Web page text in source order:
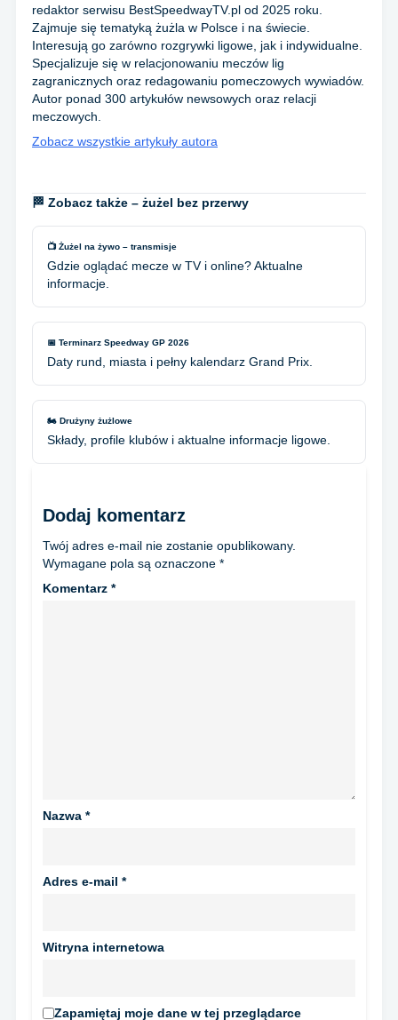
redaktor serwisu BestSpeedwayTV.pl od 2025 roku.
Zajmuje się tematyką żużla w Polsce i na świecie.
Interesują go zarówno rozgrywki ligowe, jak i indywidualne.
Specjalizuje się w relacjonowaniu meczów lig
zagranicznych oraz redagowaniu pomeczowych wywiadów.
Autor ponad 300 artykułów newsowych oraz relacji
meczowych.
Zobacz wszystkie artykuły autora
🏁 Zobacz także – żużel bez przerwy
📺 Żużel na żywo – transmisje
Gdzie oglądać mecze w TV i online? Aktualne
informacje.
📅 Terminarz Speedway GP 2026
Daty rund, miasta i pełny kalendarz Grand Prix.
🏍️ Drużyny żużlowe
Składy, profile klubów i aktualne informacje ligowe.
Dodaj komentarz
Twój adres e-mail nie zostanie opublikowany.
Wymagane pola są oznaczone *
Komentarz *
Nazwa *
Adres e-mail *
Witryna internetowa
Zapamiętaj moje dane w tej przeglądarce